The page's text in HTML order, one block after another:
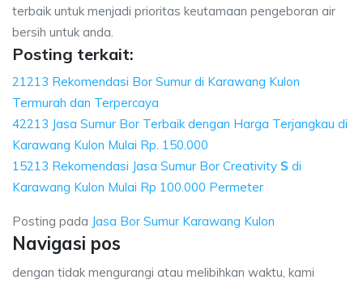
terbaik untuk menjadi prioritas keutamaan pengeboran air
bersih untuk anda.
Posting terkait:
21213 Rekomendasi Bor Sumur di Karawang Kulon
Termurah dan Terpercaya
42213 Jasa Sumur Bor Terbaik dengan Harga Terjangkau di
Karawang Kulon Mulai Rp. 150.000
15213 Rekomendasi Jasa Sumur Bor Creativity S di
Karawang Kulon Mulai Rp 100.000 Permeter
Posting pada Jasa Bor Sumur Karawang Kulon
Navigasi pos
dengan tidak mengurangi atau melibihkan waktu, kami